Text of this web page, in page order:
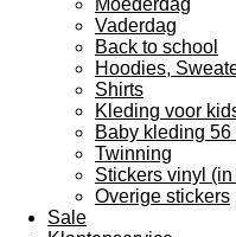
Moederdag
Vaderdag
Back to school
Hoodies,
Shirts
Kleding voor
Baby kleding 56
Twinning
Stickers vinyl
Overige stickers
Sale